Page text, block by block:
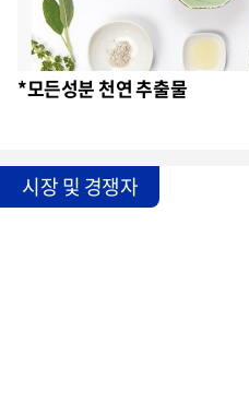
*모든성분 천연 추출물
시장 및 경쟁자